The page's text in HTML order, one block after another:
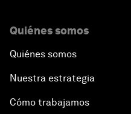
Quiénes somos
Quiénes somos
Nuestra estrategia
Cómo trabajamos